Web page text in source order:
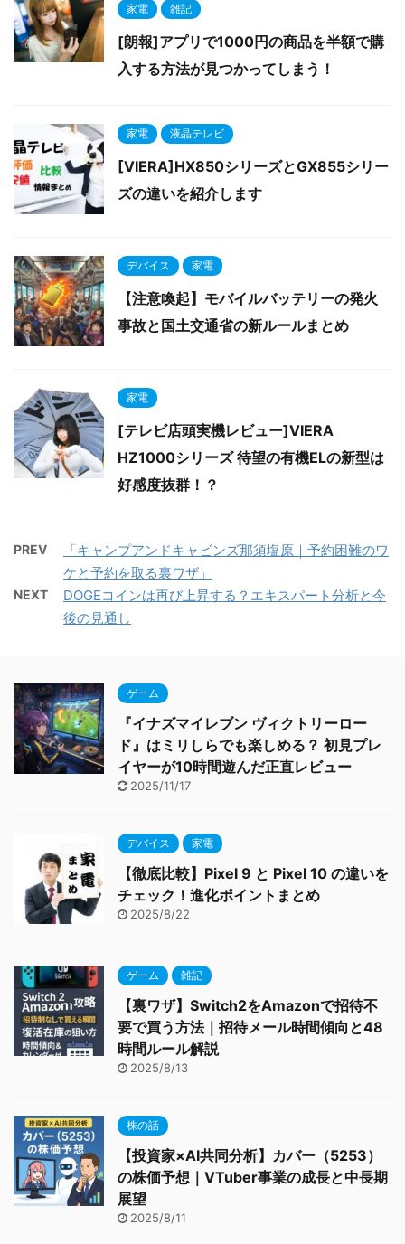
家電 雑記
[朗報]アプリで1000円の商品を半額で購
入する方法が見つかってしまう！
家電 液晶テレビ
[VIERA]HX850シリーズとGX855シリー
ズの違いを紹介します
デバイス 家電
【注意喚起】モバイルバッテリーの発火
事故と国土交通省の新ルールまとめ
家電
[テレビ店頭実機レビュー]VIERA
HZ1000シリーズ 待望の有機ELの新型は
好感度抜群！？
PREV
「キャンプアンドキャビンズ那須塩原｜予約困難のワ
ケと予約を取る裏ワザ」
NEXT
DOGEコインは再び上昇する？エキスパート分析と今
後の見通し
ゲーム
『イナズマイレブン ヴィクトリーロー
ド』はミリしらでも楽しめる？ 初見プレ
イヤーが10時間遊んだ正直レビュー
2025/11/17
デバイス 家電
【徹底比較】Pixel 9 と Pixel 10 の違いを
チェック！進化ポイントまとめ
2025/8/22
ゲーム 雑記
【裏ワザ】Switch2をAmazonで招待不
要で買う方法｜招待メール時間傾向と48
時間ルール解説
2025/8/13
株の話
【投資家×AI共同分析】カバー（5253）
の株価予想｜VTuber事業の成長と中長期
展望
2025/8/11